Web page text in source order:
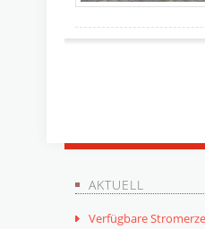
AKTUELL
Verfügbare